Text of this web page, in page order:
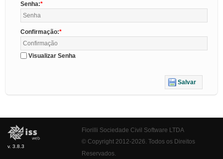
Senha:
Confirmação:
Visualizar Senha
Salvar
v. 3.8.3
Fiorilli Sociedade Civil Software LTDA
© Copyright 2012-2026. Todos os Direitos
Reservados.